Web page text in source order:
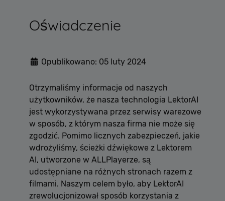
Oświadczenie
Opublikowano: 05 luty 2024
Otrzymaliśmy informacje od naszych
użytkowników, że nasza technologia LektorAI
jest wykorzystywana przez serwisy warezowe
w sposób, z którym nasza firma nie może się
zgodzić. Pomimo licznych zabezpieczeń, jakie
wdrożyliśmy, ścieżki dźwiękowe z Lektorem
AI, utworzone w ALLPlayerze, są
udostępniane na różnych stronach razem z
filmami. Naszym celem było, aby LektorAI
zrewolucjonizował sposób korzystania z